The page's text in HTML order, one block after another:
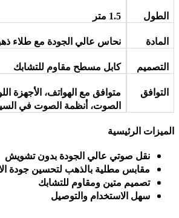
الطول 1.5 متر
المادة نحاس عالي الجودة مع طلاء
التصميم كابل مسطح مقاوم للتشابك
التوافق
متوافق مع الهواتف، الأجهزة
الصوت، أنظمة الصوت في
الميزات الرئيسية
نقل صوتي عالي الجودة بدون تشويش
مقابس مطلية بالذهب لتحسين جودة
تصميم متين ومقاوم للتشابك
سهل الاستخدام والتوصيل